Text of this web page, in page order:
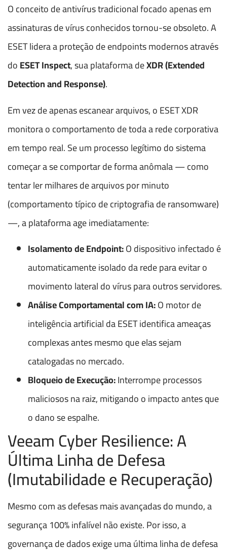
O conceito de antivírus tradicional focado apenas em
assinaturas de vírus conhecidos tornou-se obsoleto. A
ESET lidera a proteção de endpoints modernos através
doESET Inspect, sua plataforma deXDR (Extended
Detection and Response).
Em vez de apenas escanear arquivos, o ESET XDR
monitora o comportamento de toda a rede corporativa
em tempo real. Se um processo legítimo do sistema
começar a se comportar de forma anômala — como
tentar ler milhares de arquivos por minuto
(comportamento típico de criptografia de ransomware)
—, a plataforma age imediatamente:
Isolamento de Endpoint:O dispositivo infectado é
automaticamente isolado da rede para evitar o
movimento lateral do vírus para outros servidores.
Análise Comportamental com IA:O motor de
inteligência artificial da ESET identifica ameaças
complexas antes mesmo que elas sejam
catalogadas no mercado.
Bloqueio de Execução:Interrompe processos
maliciosos na raiz, mitigando o impacto antes que
o dano se espalhe.
Veeam Cyber Resilience: A
Última Linha de Defesa
(Imutabilidade e Recuperação)
Mesmo com as defesas mais avançadas do mundo, a
segurança 100% infalível não existe. Por isso, a
governança de dados exige uma última linha de defesa